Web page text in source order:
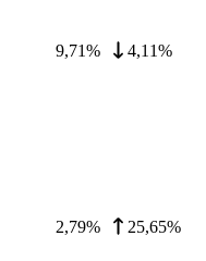
9,71% 4,11%
2,79% 25,65%